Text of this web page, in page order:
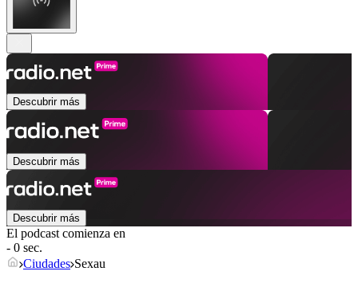
Descubrir más
Descubrir más
Descubrir más
El podcast comienza en
- 0 sec.
Ciudades Sexau